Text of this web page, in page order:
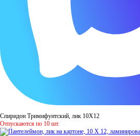
Спиридон Тримифунтский, лик 10Х12
Отпускаются по 10 шт.